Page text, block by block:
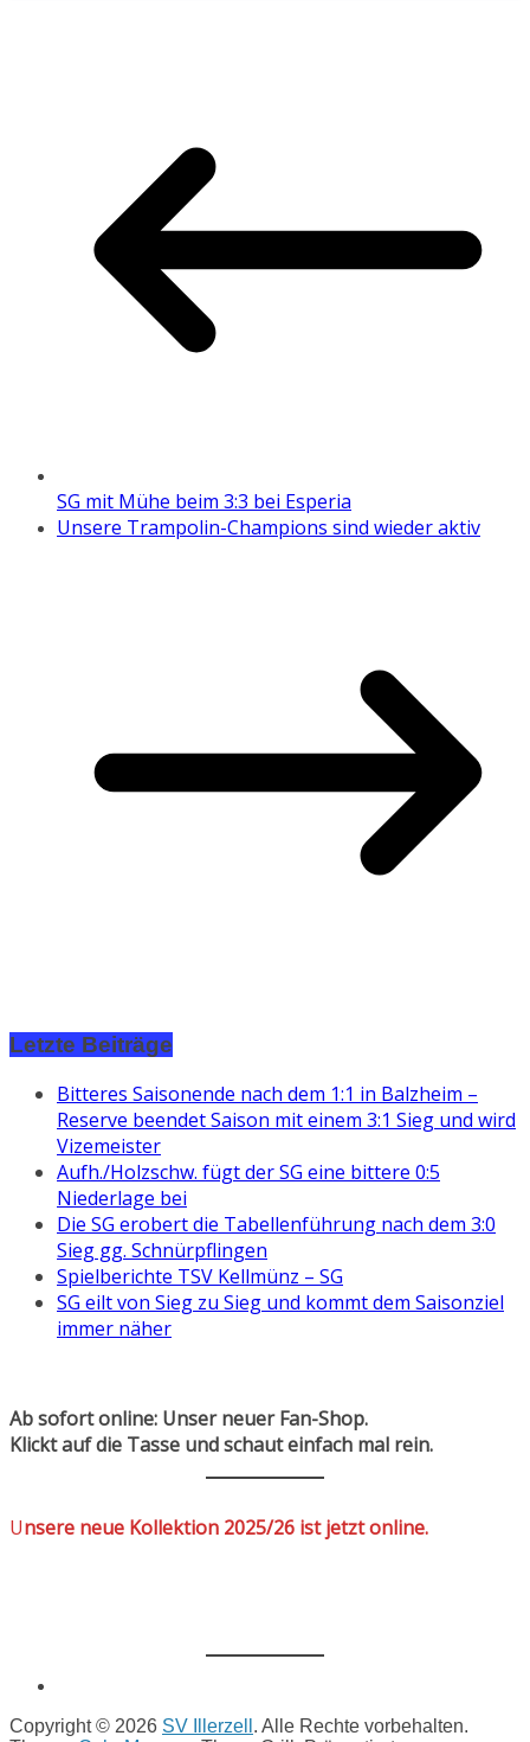
SG mit Mühe beim 3:3 bei Esperia
Unsere Trampolin-Champions sind wieder aktiv
Letzte Beiträge
Bitteres Saisonende nach dem 1:1 in Balzheim –
Reserve beendet Saison mit einem 3:1 Sieg und wird
Vizemeister
Aufh./Holzschw. fügt der SG eine bittere 0:5
Niederlage bei
Die SG erobert die Tabellenführung nach dem 3:0
Sieg gg. Schnürpflingen
Spielberichte TSV Kellmünz – SG
SG eilt von Sieg zu Sieg und kommt dem Saisonziel
immer näher
Ab sofort online: Unser neuer Fan-Shop.
Klickt auf die Tasse und schaut einfach mal rein.
Unsere neue Kollektion 2025/26 ist jetzt online.
Copyright © 2026 SV Illerzell . Alle Rechte vorbehalten.